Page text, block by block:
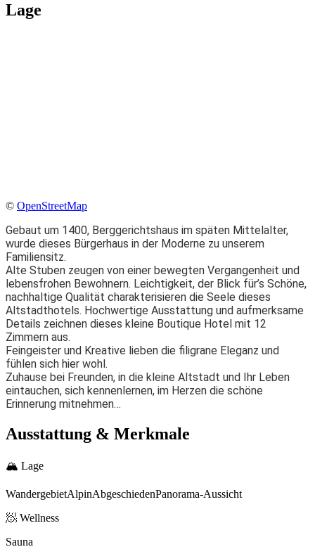
Lage
© OpenStreetMap
Gebaut um 1400, Berggerichtshaus im späten Mittelalter,
wurde dieses Bürgerhaus in der Moderne zu unserem
Familiensitz.
Alte Stuben zeugen von einer bewegten Vergangenheit und
lebensfrohen Bewohnern. Leichtigkeit, der Blick für’s Schöne,
nachhaltige Qualität charakterisieren die Seele dieses
Altstadthotels. Hochwertige Ausstattung und aufmerksame
Details zeichnen dieses kleine Boutique Hotel mit 12
Zimmern aus.
Feingeister und Kreative lieben die filigrane Eleganz und
fühlen sich hier wohl.
Zuhause bei Freunden, in die kleine Altstadt und Ihr Leben
eintauchen, sich kennenlernen, im Herzen die schöne
Erinnerung mitnehmen…
Ausstattung & Merkmale
🏔 Lage
WandergebietAlpinAbgeschiedenPanorama-Aussicht
🧖 Wellness
Sauna